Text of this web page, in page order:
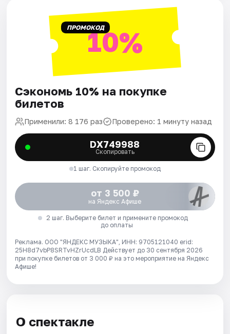
ПРОМОКОД10%
Сэкономь 10% на покупке
билетов
Применили: 8 176 раз Проверено: 1 минуту назад
DX749988
Скопировать
1 шаг. Скопируйте промокод
от 3 500 ₽
на Яндекс Афише
2 шаг. Выберите билет и примените промокод
до оплаты
Реклама. ООО "ЯНДЕКС МУЗЫКА", ИНН: 9705121040 erid:
25H8d7vbP8SRTvHZrUcdLB Действует до 30 сентября 2026
при покупке билетов от 3 000 ₽ на это мероприятие на Яндекс
Афише!
О спектакле